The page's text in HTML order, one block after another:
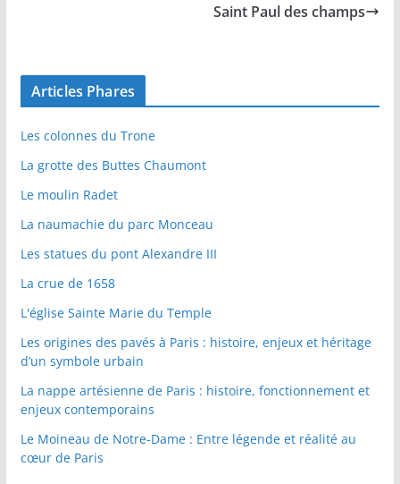
Saint Paul des champs
Articles Phares
Les colonnes du Trone
La grotte des Buttes Chaumont
Le moulin Radet
La naumachie du parc Monceau
Les statues du pont Alexandre III
La crue de 1658
L'église Sainte Marie du Temple
Les origines des pavés à Paris : histoire, enjeux et héritage
d’un symbole urbain
La nappe artésienne de Paris : histoire, fonctionnement et
enjeux contemporains
Le Moineau de Notre-Dame : Entre légende et réalité au
cœur de Paris